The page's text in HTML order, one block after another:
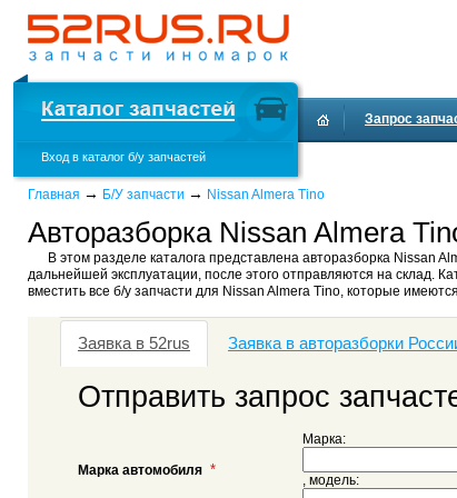
Вход в каталог б/у запчастей
Запрос
Главная → Б/У запчасти → Nissan Almera Tino
Авторазборка Nissan Almera
В этом разделе каталога представлена авторазборка Nissan
дальнейшей эксплуатации, после этого отправляются на склад.
вместить все б/у запчасти для Nissan Almera Tino, которые
Заявка в 52rus Заявка в авторазборки
Отправить запрос
Марка автомобиля *
Марка:
, модель: